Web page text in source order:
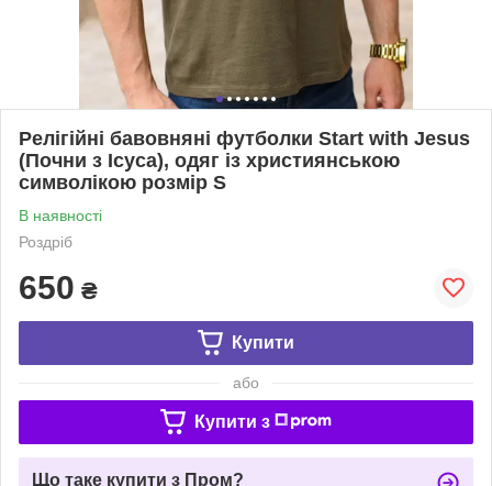
Релігійні бавовняні футболки Start with Jesus
(Почни з Ісуса), одяг із християнською
символікою розмір S
В наявності
Роздріб
650 ₴
Купити
або
Купити з
Що таке купити з Пром?